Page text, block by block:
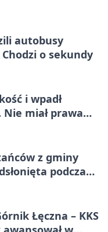
autobusy
o sekundy
i wpadł
miał prawa
z gminy
podczas
Łęczna – KKS